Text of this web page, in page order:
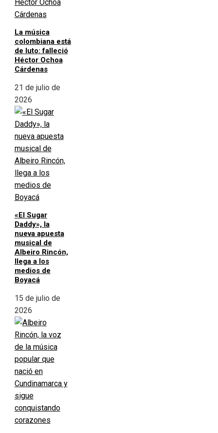
La música
colombiana está
de luto: falleció
Héctor Ochoa
Cárdenas
21 de julio de
2026
«El Sugar
Daddy», la
nueva apuesta
musical de
Albeiro Rincón,
llega a los
medios de
Boyacá
15 de julio de
2026